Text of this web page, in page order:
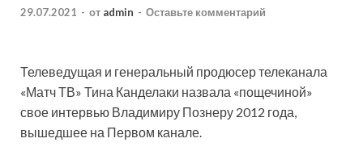
29.07.2021 - от admin - Оставьте комментарий
Телеведущая и генеральный продюсер телеканала
«Матч ТВ» Тина Канделаки назвала «пощечиной»
свое интервью Владимиру Познеру 2012 года,
вышедшее на Первом канале.